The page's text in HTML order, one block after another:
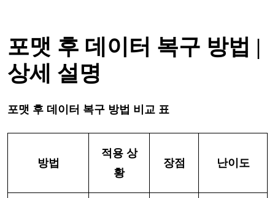
포맷 후 데이터 복구 방법 |
상세 설명
포맷 후 데이터 복구 방법 비교 표
방법
적용 상
황
장점 난이도